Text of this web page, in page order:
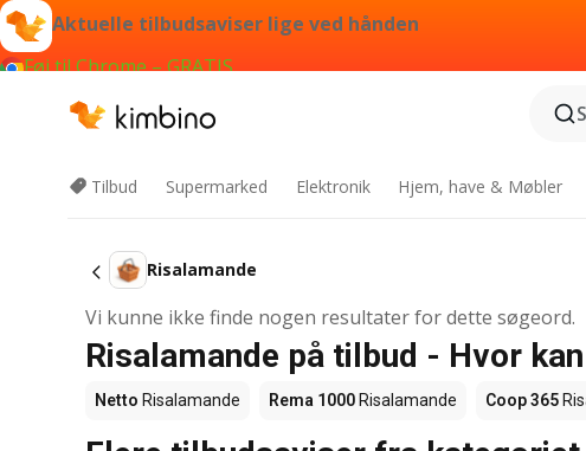
Aktuelle tilbudsaviser lige ved hånden
Føj til Chrome – GRATIS
Tilbud Supermarked Elektronik Hjem, have & Møbler
Risalamande
Vi kunne ikke finde nogen resultater for dette søgeord.
Risalamande på tilbud - Hvor
Netto Risalamande Rema 1000 Risalamande Coop 365